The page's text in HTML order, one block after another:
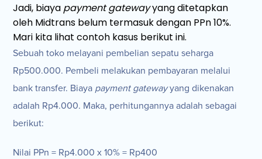
Jadi, biaya payment gatewayyang ditetapkan
oleh Midtrans belum termasuk dengan PPn 10%.
Mari kita lihat contoh kasus berikut ini.
Sebuah toko melayani pembelian sepatu seharga
Rp500.000. Pembeli melakukan pembayaran melalui
bank transfer. Biaya payment gatewayyang dikenakan
adalah Rp4.000. Maka, perhitungannya adalah sebagai
berikut:
Nilai PPn = Rp4.000 x 10% = Rp400